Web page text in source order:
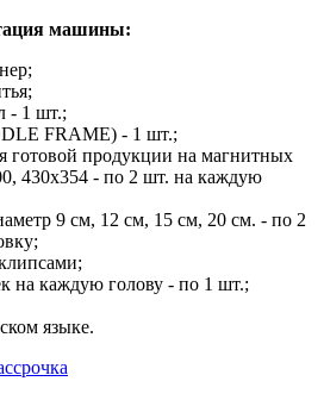
машины:
- 1 шт.;
FRAME) - 1 шт.;
готовой продукции на магнитных
430х354 - по 2 шт. на каждую
9 см, 12 см, 15 см, 20 см. - по 2
на каждую голову - по 1 шт.;
языке.